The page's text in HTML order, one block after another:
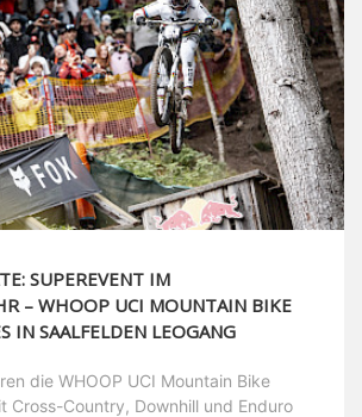
SUPEREVENT IM
– WHOOP UCI MOUNTAIN BIKE
IN SAALFELDEN LEOGANG
die WHOOP UCI Mountain Bike
Cross-Country, Downhill und Enduro